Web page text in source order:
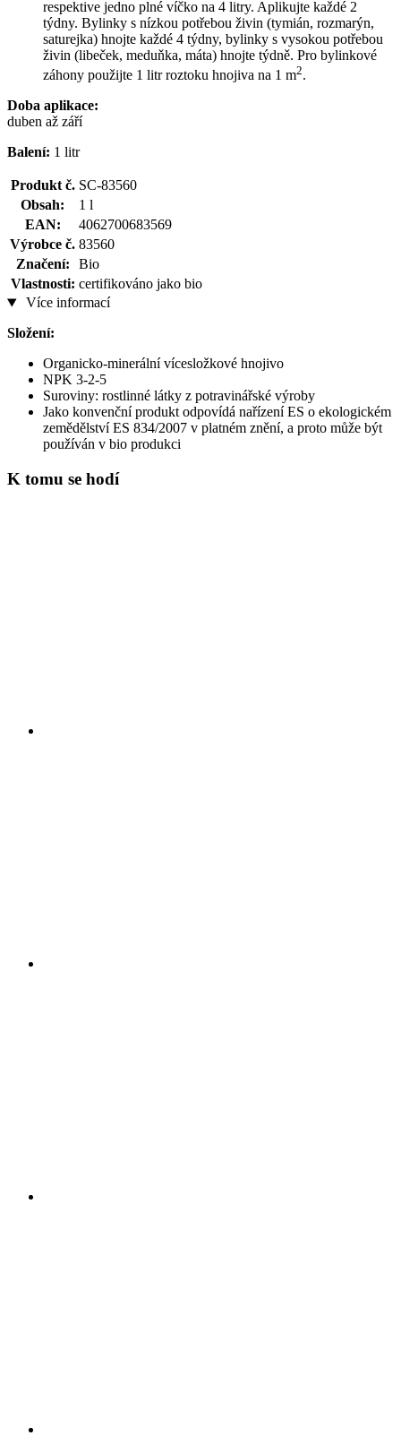
respektive jedno plné víčko na 4 litry. Aplikujte každé 2
týdny. Bylinky s nízkou potřebou živin (tymián, rozmarýn,
saturejka) hnojte každé 4 týdny, bylinky s vysokou potřebou
živin (libeček, meduňka, máta) hnojte týdně. Pro bylinkové
záhony použijte 1 litr roztoku hnojiva na 1 m2.
Doba aplikace:
duben až září
Balení: 1 litr
Produkt č. SC-83560
Obsah:
1 l
EAN:
4062700683569
Výrobce č. 83560
Značení:
Bio
Vlastnosti: certifikováno jako bio
Více informací
Složení:
Organicko-minerální vícesložkové hnojivo
NPK 3-2-5
Suroviny: rostlinné látky z potravinářské výroby
Jako konvenční produkt odpovídá nařízení ES o ekologickém
zemědělství ES 834/2007 v platném znění, a proto může být
používán v bio produkci
K tomu se hodí